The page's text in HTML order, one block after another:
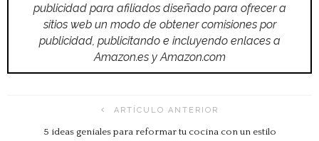
publicidad para afiliados diseñado para ofrecer a
sitios web un modo de obtener comisiones por
publicidad, publicitando e incluyendo enlaces a
Amazon.es y Amazon.com
ARTÍCULO ANTERIOR
5 ideas geniales para reformar tu cocina con un estilo